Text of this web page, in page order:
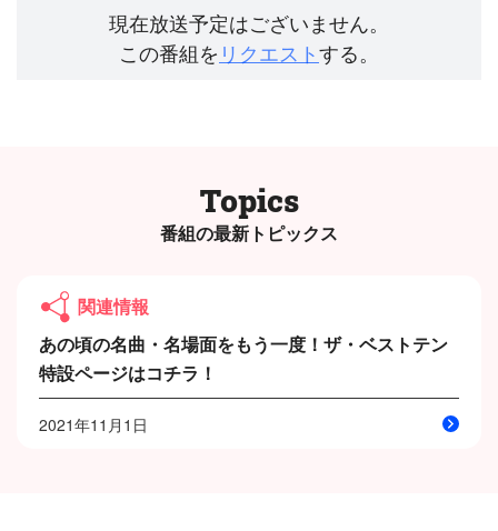
現在放送予定はございません。
この番組を リクエストする。
Topics
番組の最新トピックス
関連情報
あの頃の名曲・名場面をもう一度！ザ・ベストテン
特設ページはコチラ！
2021年11月1日